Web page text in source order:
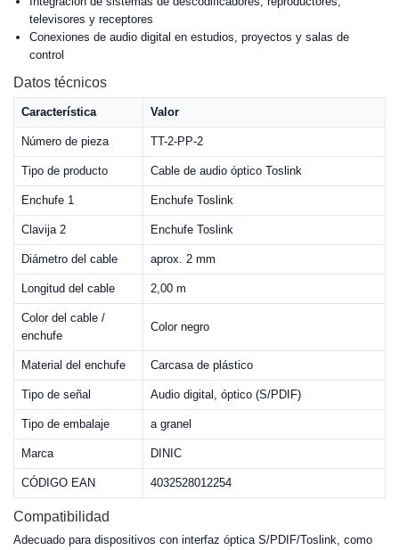
televisores y receptores
Conexiones de audio digital en estudios, proyectos y salas de
control
Datos técnicos
Característica Valor
Número de pieza TT-2-PP-2
Tipo de producto Cable de audio óptico Toslink
Enchufe 1 Enchufe Toslink
Clavija 2 Enchufe Toslink
Diámetro del cable aprox. 2 mm
Longitud del cable 2,00 m
Color del cable /
enchufe
Color negro
Material del enchufe Carcasa de plástico
Tipo de señal Audio digital, óptico (S/PDIF)
Tipo de embalaje a granel
Marca DINIC
CÓDIGO EAN 4032528012254
Compatibilidad
Adecuado para dispositivos con interfaz óptica S/PDIF/Toslink, como